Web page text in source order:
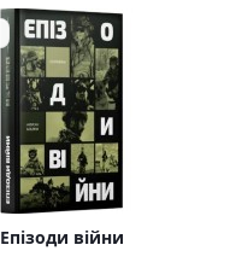
Епізоди війни